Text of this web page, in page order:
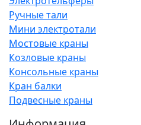
Ручные тали
Мини электротали
Мостовые краны
Козловые краны
Консольные краны
Кран балки
Подвесные краны